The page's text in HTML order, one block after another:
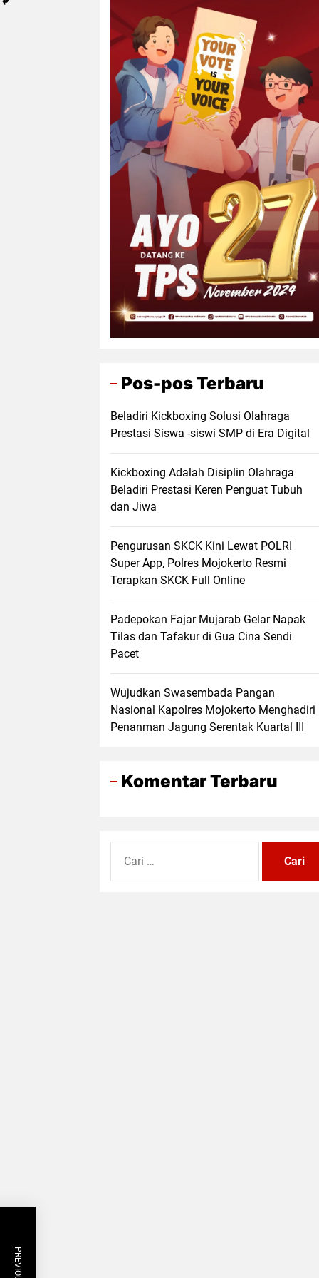
Pos-pos Terbaru
Beladiri Kickboxing Solusi Olahraga
Prestasi Siswa -siswi SMP di Era Digital
Kickboxing Adalah Disiplin Olahraga
Beladiri Prestasi Keren Penguat Tubuh
dan Jiwa
Pengurusan SKCK Kini Lewat POLRI
Super App, Polres Mojokerto Resmi
Terapkan SKCK Full Online
Padepokan Fajar Mujarab Gelar Napak
Tilas dan Tafakur di Gua Cina Sendi
Pacet
Wujudkan Swasembada Pangan
Nasional Kapolres Mojokerto Menghadiri
Penanman Jagung Serentak Kuartal III
Komentar Terbaru
untuk: